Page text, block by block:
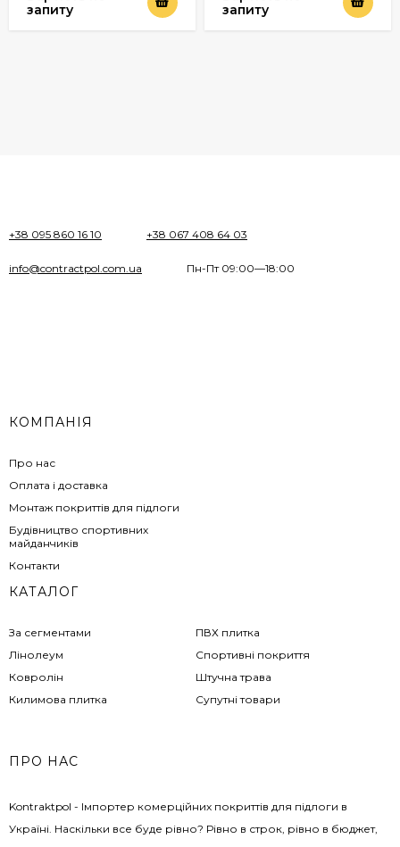
запиту
запиту
+38 095 860 16 10 +38 067 408 64 03
info@contractpol.com.ua Пн-Пт 09:00—18:00
КОМПАНІЯ
Про нас
Оплата і доставка
Монтаж покриттів для підлоги
Будівництво спортивних
майданчиків
Контакти
КАТАЛОГ
За сегментами
Лінолеум
Ковролін
Килимова плитка
ПВХ плитка
Спортивні покриття
Штучна трава
Супутні товари
ПРО НАС
Kontraktpol - Імпортер комерційних покриттів для підлоги в
Україні. Наскільки все буде рівно? Рівно в строк, рівно в бюджет,